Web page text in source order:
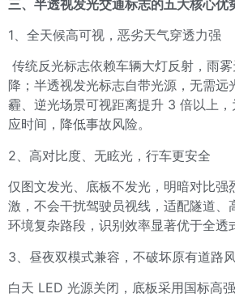
三、半透视发光交通标志的五大核心优
1、全天候高可视，恶劣天气穿透力强
传统反光标志依赖车辆大灯反射，雨
降；半透视发光标志自带光源，无需远
霾、逆光场景可视距离提升 3 倍以上
应时间，降低事故风险。
2、高对比度、无眩光，行车更安全
仅图文发光、底板不发光，明暗对比强
激，不会干扰驾驶员视线，适配隧道、
环境复杂路段，识别效率显著优于全透
3、昼夜双模式兼容，不破坏原有道路
白天 LED 光源关闭，底板采用国标高